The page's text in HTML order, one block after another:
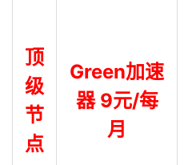
顶
级
节
点
Green加速
器 9元/每
月